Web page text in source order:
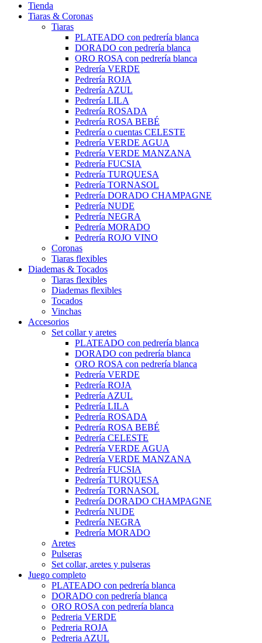
Tienda
Tiaras & Coronas
Tiaras
PLATEADO con pedrería blanca
DORADO con pedrería blanca
ORO ROSA con pedrería blanca
Pedrería VERDE
Pedrería ROJA
Pedrería AZUL
Pedrería LILA
Pedrería ROSADA
Pedrería ROSA BEBÉ
Pedrería o cuentas CELESTE
Pedrería VERDE AGUA
Pedrería VERDE MANZANA
Pedrería FUCSIA
Pedrería TURQUESA
Pedrería TORNASOL
Pedrería DORADO CHAMPAGNE
Pedrería NUDE
Pedrería NEGRA
Pedrería MORADO
Pedrería ROJO VINO
Coronas
Tiaras flexibles
Diademas & Tocados
Tiaras flexibles
Diademas flexibles
Tocados
Vinchas
Accesorios
Set collar y aretes
PLATEADO con pedrería blanca
DORADO con pedrería blanca
ORO ROSA con pedrería blanca
Pedrería VERDE
Pedrería ROJA
Pedrería AZUL
Pedrería LILA
Pedrería ROSADA
Pedrería ROSA BEBÉ
Pedrería CELESTE
Pedrería VERDE AGUA
Pedrería VERDE MANZANA
Pedrería FUCSIA
Pedrería TURQUESA
Pedrería TORNASOL
Pedrería DORADO CHAMPAGNE
Pedrería NUDE
Pedrería NEGRA
Pedrería MORADO
Aretes
Pulseras
Set collar, aretes y pulseras
Juego completo
PLATEADO con pedrería blanca
DORADO con pedrería blanca
ORO ROSA con pedrería blanca
Pedreria VERDE
Pedreria ROJA
Pedreria AZUL